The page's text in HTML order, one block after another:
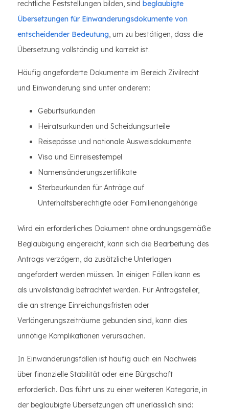
rechtliche Feststellungen bilden, sind beglaubigte
Übersetzungen für Einwanderungsdokumente von
entscheidender Bedeutung, um zu bestätigen, dass die
Übersetzung vollständig und korrekt ist.
Häufig angeforderte Dokumente im Bereich Zivilrecht
und Einwanderung sind unter anderem:
Geburtsurkunden
Heiratsurkunden und Scheidungsurteile
Reisepässe und nationale Ausweisdokumente
Visa und Einreisestempel
Namensänderungszertifikate
Sterbeurkunden für Anträge auf
Unterhaltsberechtigte oder Familienangehörige
Wird ein erforderliches Dokument ohne ordnungsgemäße
Beglaubigung eingereicht, kann sich die Bearbeitung des
Antrags verzögern, da zusätzliche Unterlagen
angefordert werden müssen. In einigen Fällen kann es
als unvollständig betrachtet werden. Für Antragsteller,
die an strenge Einreichungsfristen oder
Verlängerungszeiträume gebunden sind, kann dies
unnötige Komplikationen verursachen.
In Einwanderungsfällen ist häufig auch ein Nachweis
über finanzielle Stabilität oder eine Bürgschaft
erforderlich. Das führt uns zu einer weiteren Kategorie, in
der beglaubigte Übersetzungen oft unerlässlich sind: